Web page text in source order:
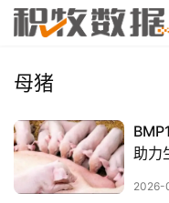
母猪
助力
2026-